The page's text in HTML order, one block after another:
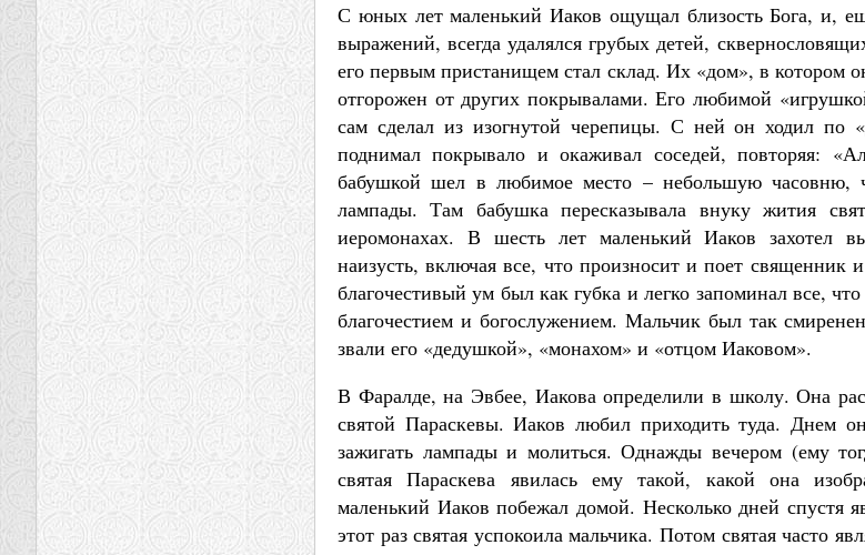
С юных лет маленький Иаков ощущал близость Бога, и,
выражений, всегда удалялся грубых детей,
его первым пристанищем стал склад. Их «дом», в котором
отгорожен от других покрывалами. Его любимой
сам сделал из изогнутой черепицы. С ней он ходил по
поднимал покрывало и окаживал соседей, повторяя:
бабушкой шел в любимое место – небольшую часовню,
лампады. Там бабушка пересказывала внуку жития
иеромонахах. В шесть лет маленький Иаков захотел
наизусть, включая все, что произносит и поет священник
благочестивый ум был как губка и легко запоминал все,
благочестием и богослужением. Мальчик был так
звали его «дедушкой», «монахом» и «отцом Иаковом».
В Фаралде, на Эвбее, Иакова определили в школу. Она
святой Параскевы. Иаков любил приходить туда. Днем
зажигать лампады и молиться. Однажды вечером (ему
святая Параскева явилась ему такой, какой она
маленький Иаков побежал домой. Несколько дней спустя
этот раз святая успокоила мальчика. Потом святая часто